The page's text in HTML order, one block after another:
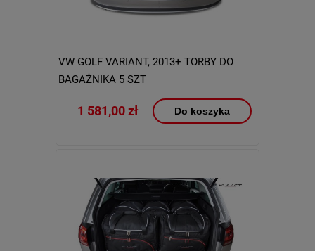
VW GOLF VARIANT, 2013+ TORBY DO
BAGAŻNIKA 5 SZT
1 581,00 zł Do koszyka